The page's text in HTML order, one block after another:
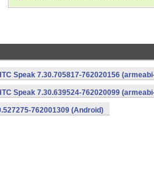
Speak 7.30.705817-762020156
Speak 7.30.639524-762020099
762001309 (Android)